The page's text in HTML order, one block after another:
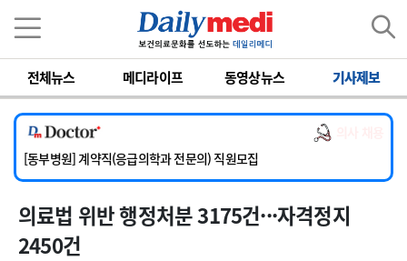
전체뉴스 메디라이프 동영상뉴스 기사제보
[서울아산병원] 2026년 하반기 인턴 모집
[영남대학교의료원] 마취통증의학과 임기제 임상의사 채용
[충남대학교병원] 소아청소년과(소아응급전담) 계약직 의사 공개채용
[동부병원] 계약직(응급의학과 전문의) 직원모집
[이대목동병원] 하반기 전공의(레지던트1년차) 모집
[서울아산병원] 2026년 하반기 인턴 모집
[영남대학교의료원] 마취통증의학과 임기제 임상의사 채용
의료법 위반 행정처분 3175건···자격정지
2450건